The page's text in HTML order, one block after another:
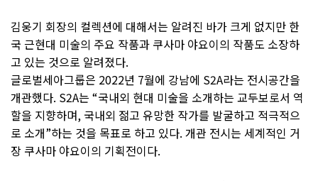
김웅기 회장의 컬렉션에 대해서는 알려진 바가 크게 없지만 한
국 근현대 미술의 주요 작품과 쿠사마 야요이의 작품도 소장하
고 있는 것으로 알려졌다.
글로벌세아그룹은 2022년 7월에 강남에 S2A라는 전시공간을
개관했다. S2A는 “국내외 현대 미술을 소개하는 교두보로서 역
할을 지향하며, 국내외 젊고 유망한 작가를 발굴하고 적극적으
로 소개”하는 것을 목표로 하고 있다. 개관 전시는 세계적인 거
장 쿠사마 야요이의 기획전이다.